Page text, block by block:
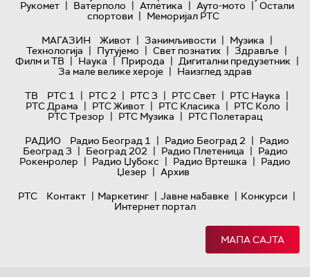
Рукомет | Ватерполо | Атлетика | Ауто-мото | Остали
спортови | Меморијал РТС
МАГАЗИН
Живот | Занимљивости | Музика |
Технологијa | Путујемо | Свет познатих | Здравље |
Филм и ТВ | Наука | Природа | Дигитални предузетник |
За мале велике хероје | Наизглед здрав
ТВ
РТС 1 | РТС 2 | РТС 3 | РТС Свет | РТС Наука |
РТС Драма | РТС Живот | РТС Класика | РТС Коло |
РТС Трезор | РТС Музика | РТС Полетарац
РАДИО
Радио Београд 1 | Радио Београд 2 | Радио
Београд 3 | Београд 202 | Радио Плетеница | Радио
Рокенролер | Радио Џубокс | Радио Вртешка | Радио
Џезер | Архив
РТС
Контакт | Маркетинг | Јавне набавке | Конкурси |
Интернет портал
МАПА САЈТА